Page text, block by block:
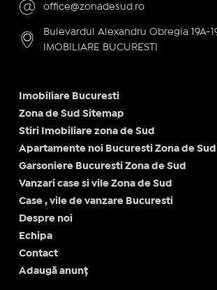
office@zonadesud.ro
Bulevardul Alexandru Obregia 19A-
IMOBILIARE BUCURESTI
Imobiliare Bucuresti
Zona de Sud Sitemap
Stiri Imobiliare zona de Sud
Apartamente noi Bucuresti Zona de Sud
Garsoniere Bucuresti Zona de Sud
Vanzari case si vile Zona de Sud
Case , vile de vanzare Bucuresti
Despre noi
Echipa
Contact
Adaugă anunț